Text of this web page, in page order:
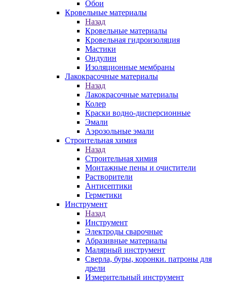
Обои
Кровельные материалы
Назад
Кровельные материалы
Кровельная гидроизоляция
Мастики
Ондулин
Изоляционные мембраны
Лакокрасочные материалы
Назад
Лакокрасочные материалы
Колер
Краски водно-дисперсионные
Эмали
Аэрозольные эмали
Строительная химия
Назад
Строительная химия
Монтажные пены и очистители
Растворители
Антисептики
Герметики
Инструмент
Назад
Инструмент
Электроды сварочные
Абразивные материалы
Малярный инструмент
Сверла, буры, коронки. патроны для
дрели
Измерительный инструмент